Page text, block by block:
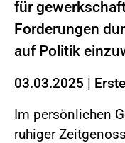
für
Forderungen
auf Politik
03.03.2025 |
Im persönlichen
ruhiger